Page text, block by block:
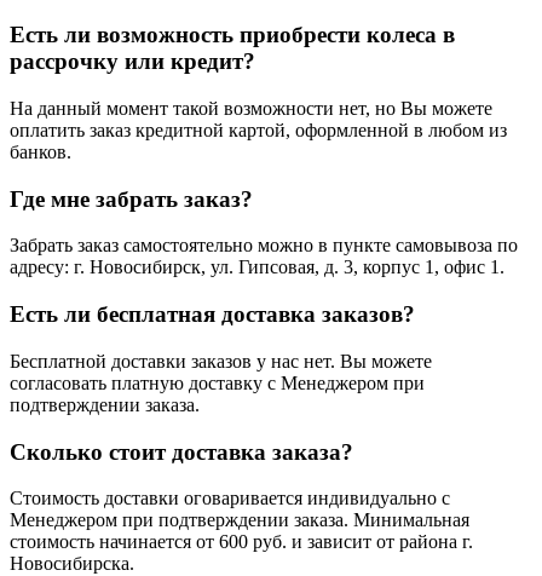
Есть ли возможность приобрести колеса в
рассрочку или кредит?
На данный момент такой возможности нет, но Вы можете
оплатить заказ кредитной картой, оформленной в любом из
банков.
Где мне забрать заказ?
Забрать заказ самостоятельно можно в пункте самовывоза по
адресу: г. Новосибирск, ул. Гипсовая, д. 3, корпус 1, офис 1.
Есть ли бесплатная доставка заказов?
Бесплатной доставки заказов у нас нет. Вы можете
согласовать платную доставку с Менеджером при
подтверждении заказа.
Сколько стоит доставка заказа?
Стоимость доставки оговаривается индивидуально с
Менеджером при подтверждении заказа. Минимальная
стоимость начинается от 600 руб. и зависит от района г.
Новосибирска.